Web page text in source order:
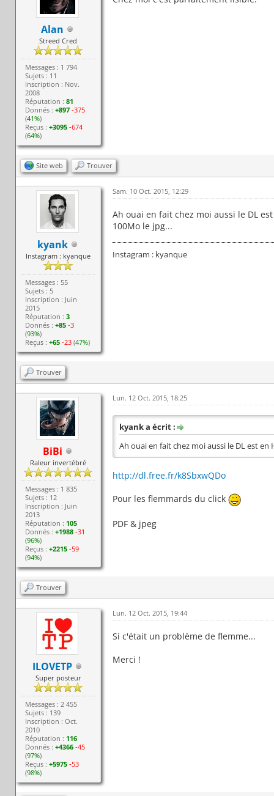
Alan
Streed Cred
Messages : 1 794
Sujets : 11
Inscription : Nov.
2008
Réputation :81
Donnés :+897 -375
(41%)
Reçus :+3095 -674
(64%)
Site web Trouver
kyank
Instagram : kyanque
Messages : 55
Sujets : 5
Inscription : Juin
2015
Réputation :3
Donnés :+85 -3
(93%)
Reçus :+65 -23 (47%)
Sam. 10 Oct. 2015, 12:29
Ah ouai en fait chez moi aussi le DL
100Mo le jpg...
Instagram : kyanque
Trouver
BiBi
Raleur invertébré
Messages : 1 835
Sujets : 12
Inscription : Juin
2013
Réputation : 105
Donnés :+1988 -31
(96%)
Reçus :+2215 -59
(94%)
Lun. 12 Oct. 2015, 18:25
kyank a écrit :
Ah ouai en fait chez moi aussi le DL est
http://dl.free.fr/k8SbxwQDo
Pour les flemmards du click
PDF & jpeg
Trouver
ILOVETP
Super posteur
Messages : 2 455
Sujets : 139
Inscription : Oct.
2010
Réputation : 116
Donnés :+4366 -45
(97%)
Reçus :+5975 -53
(98%)
Lun. 12 Oct. 2015, 19:44
Si c'était un problème de flemme...
Merci !